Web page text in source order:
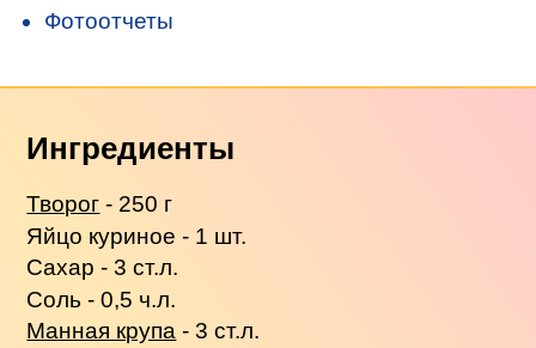
Фотоотчеты
Ингредиенты
Творог - 250 г
Яйцо куриное - 1 шт.
Сахар - 3 ст.л.
Соль - 0,5 ч.л.
Манная крупа - 3 ст.л.